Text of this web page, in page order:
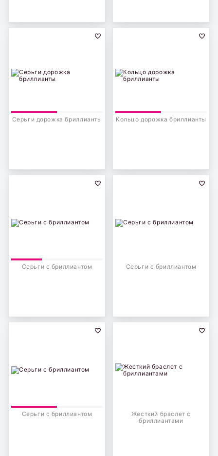
Серьги дорожка бриллианты Кольцо дорожка бриллианты
Серьги с бриллиантом Серьги с бриллиантом
Серьги с бриллиантом
Жесткий браслет с
бриллиантами